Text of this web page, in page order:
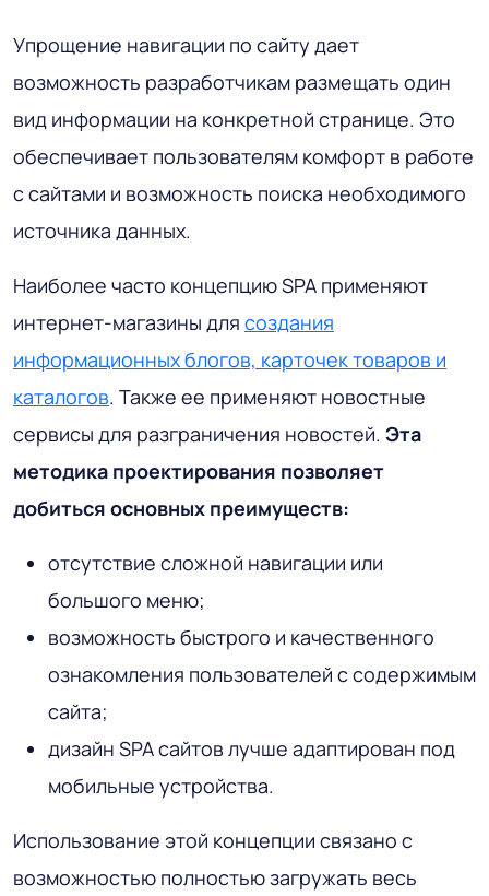
Упрощение навигации по сайту дает
возможность разработчикам размещать один
вид информации на конкретной странице. Это
обеспечивает пользователям комфорт в работе
с сайтами и возможность поиска необходимого
источника данных.
Наиболее часто концепцию SPA применяют
интернет-магазины для создания
информационных блогов, карточек товаров и
каталогов. Также ее применяют новостные
сервисы для разграничения новостей. Эта
методика проектирования позволяет
добиться основных преимуществ:
отсутствие сложной навигации или
большого меню;
возможность быстрого и качественного
ознакомления пользователей с содержимым
сайта;
дизайн SPA сайтов лучше адаптирован под
мобильные устройства.
Использование этой концепции связано с
возможностью полностью загружать весь